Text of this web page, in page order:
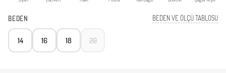
BEDEN BEDEN VE ÖLÇÜ TABLOSU
14 16 18 20